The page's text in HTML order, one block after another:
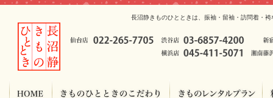
長沼静きものひとときは、振袖・留袖・訪問着・